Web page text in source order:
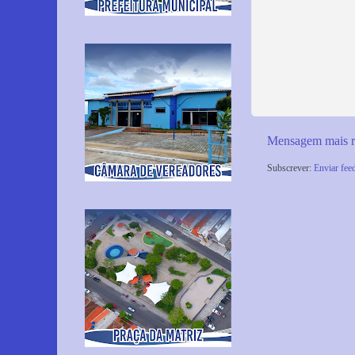
Mensagem mais
Subscrever: Enviar